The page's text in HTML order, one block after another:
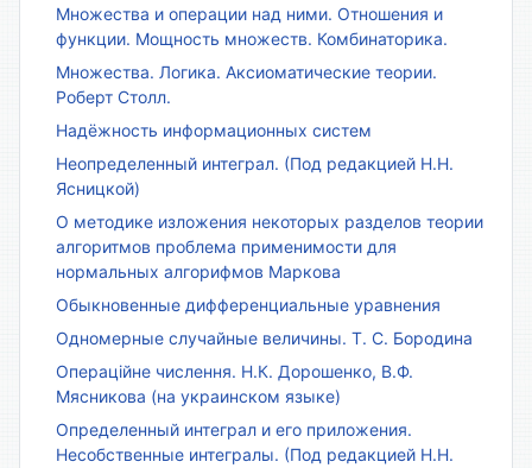
Множества и операции над ними. Отношения и
функции. Мощность множеств. Комбинаторика.
Множества. Логика. Аксиоматические теории.
Роберт Столл.
Надёжность информационных систем
Неопределенный интеграл. (Под редакцией Н.Н.
Ясницкой)
О методике изложения некоторых разделов теории
алгоритмов проблема применимости для
нормальных алгорифмов Маркова
Обыкновенные дифференциальные уравнения
Одномерные случайные величины. Т. С. Бородина
Операційне числення. Н.К. Дорошенко, В.Ф.
Мясникова (на украинском языке)
Определенный интеграл и его приложения.
Несобственные интегралы. (Под редакцией Н.Н.